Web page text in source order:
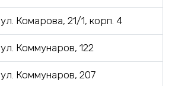
ул. Комарова, 21/1, корп. 4
ул. Коммунаров, 122
ул. Коммунаров, 207